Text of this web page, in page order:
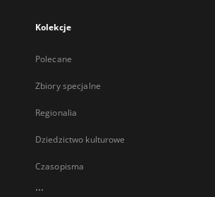
Kolekcje
Polecane
Zbiory specjalne
Regionalia
Dziedzictwo kulturowe
Czasopisma
...